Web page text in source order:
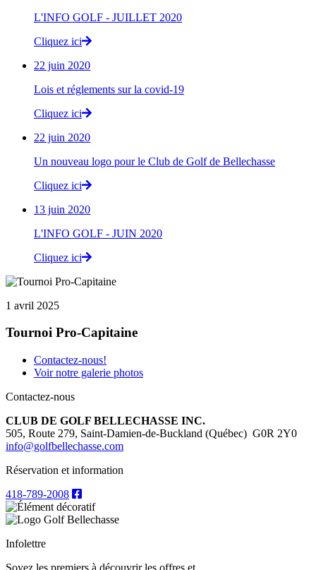
L'INFO GOLF - JUILLET 2020
Cliquez ici
22 juin 2020
Lois et réglements sur la covid-19
Cliquez ici
22 juin 2020
Un nouveau logo pour le Club de Golf de Bellechasse
Cliquez ici
13 juin 2020
L'INFO GOLF - JUIN 2020
Cliquez ici
1 avril 2025
Tournoi Pro-Capitaine
Contactez-nous!
Voir notre galerie photos
Contactez-nous
CLUB DE GOLF BELLECHASSE INC.
505, Route 279, Saint-Damien-de-Buckland (Québec) G0R 2Y0
info@golfbellechasse.com
Réservation et information
418-789-2008
Infolettre